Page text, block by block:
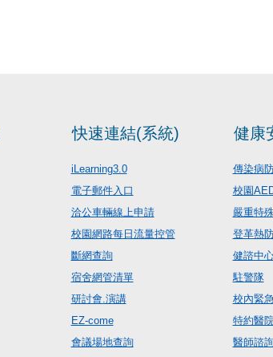
快速連結(系統)
iLearning3.0
電子郵件入口
洽公車輛線上申請
校園網路每日流量控管
斷網查詢
宿舍網管清單
研討會.演講
EZ-come
會議場地查詢
健康
傳染病
校園
嚴重特
登革熱
健諮中
駐警隊
校內緊
特約醫
醫師諮